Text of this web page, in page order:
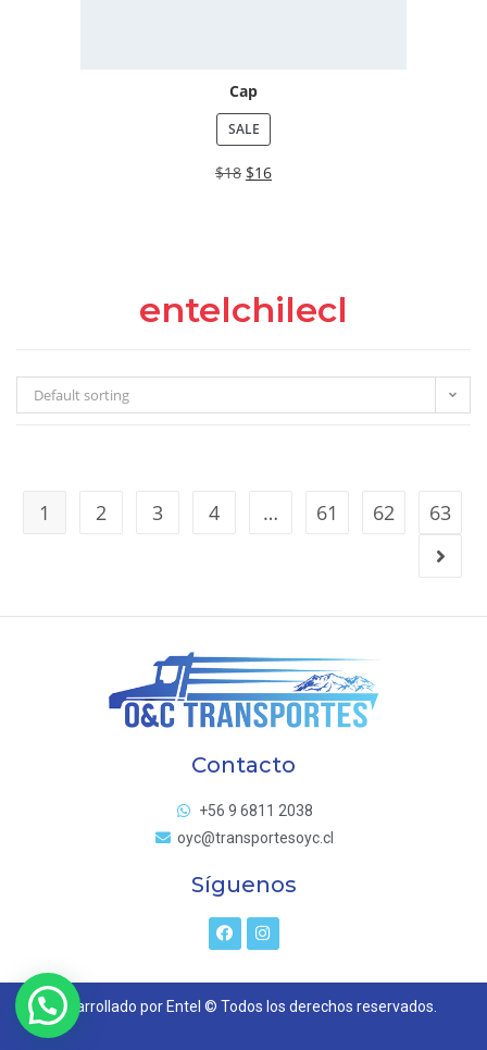
Cap
SALE
$18 $16
entelchilecl
Default sorting
1 2 3 4 … 61 62 63
Contacto
+56 9 6811 2038
oyc@transportesoyc.cl
Síguenos
Desarrollado por Entel © Todos los derechos reservados.